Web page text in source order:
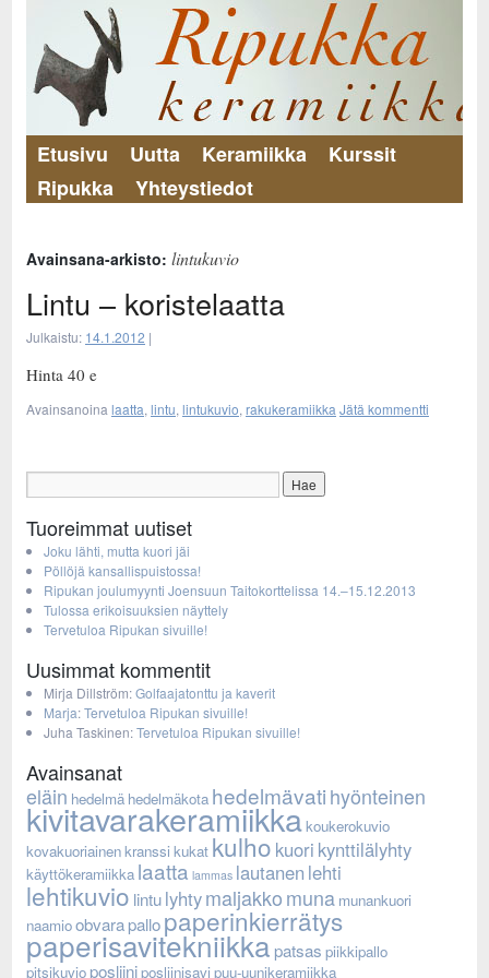
Etusivu Uutta Keramiikka
Kurssit
Ripukka
Yhteystiedot
Avainsana-arkisto: lintukuvio
Lintu – koristelaatta
Julkaistu: 14.1.2012 |
Hinta 40 e
Avainsanoina laatta, lintu, lintukuvio, rakukeramiikka Jätä kommentti
Tuoreimmat uutiset
Joku lähti, mutta kuori jäi
Pöllöjä kansallispuistossa!
Ripukan joulumyynti Joensuun Taitokorttelissa 14.–15.12.2013
Tulossa erikoisuuksien näyttely
Tervetuloa Ripukan sivuille!
Uusimmat kommentit
Mirja Dillström:Golfaajatonttu ja kaverit
Marja:Tervetuloa Ripukan sivuille!
Juha Taskinen:Tervetuloa Ripukan sivuille!
Avainsanat
eläin hedelmä hedelmäkota hedelmävatihyönteinen
kivitavarakeramiikkakoukerokuvio
kovakuoriainenkranssi kukat kulho kuori kynttilälyhty
käyttökeramiikka laatta lammas lautanen lehti
lehtikuvio lintulyhtymaljakkomuna munankuori
naamioobvarapallopaperinkierrätys
paperisavitekniikkapatsas piikkipallo
pitsikuvio posliiniposliinisavi puu-uunikeramiikka